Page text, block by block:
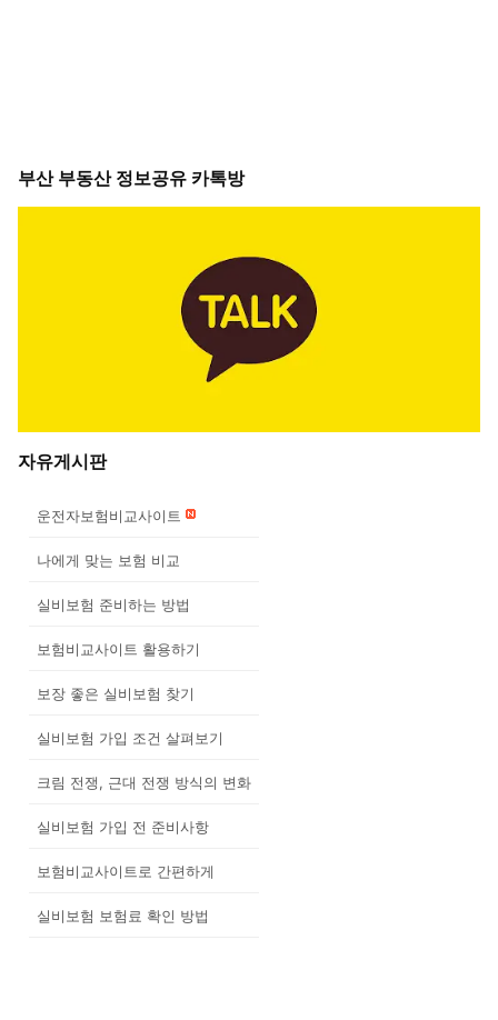
부산 부동산 정보공유 카톡방
자유게시판
운전자보험비교사이트
나에게 맞는 보험 비교
실비보험 준비하는 방법
보험비교사이트 활용하기
보장 좋은 실비보험 찾기
실비보험 가입 조건 살펴보기
크림 전쟁, 근대 전쟁 방식의 변화
실비보험 가입 전 준비사항
보험비교사이트로 간편하게
실비보험 보험료 확인 방법